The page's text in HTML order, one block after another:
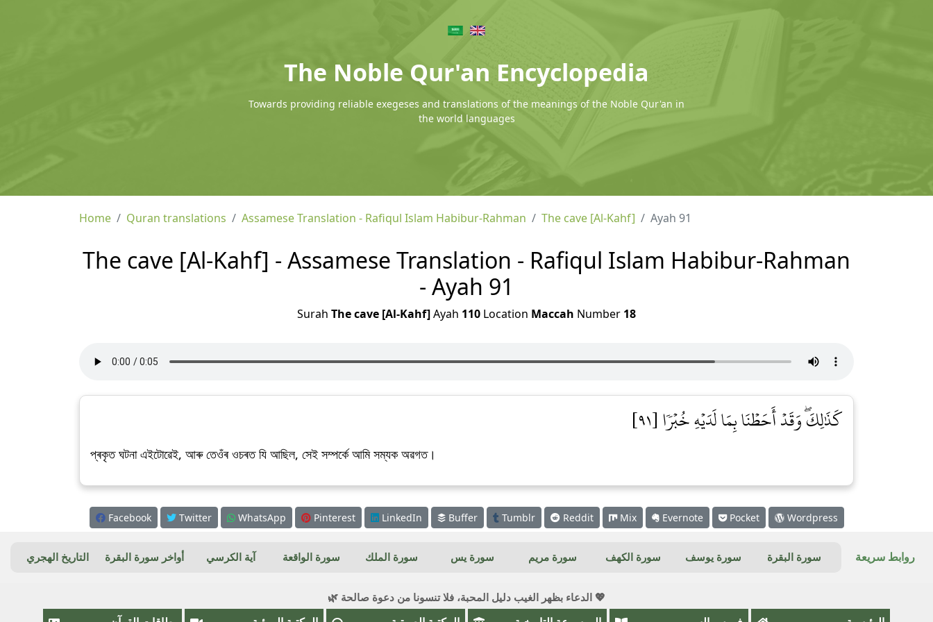
The Noble Qur'an Encyclopedia
Towards providing reliable exegeses and translations of the meanings of the Noble Qur'an in
the world languages
Home Quran translations Assamese Translation - Rafiqul Islam Habibur-Rahman The cave [Al-Kahf] Ayah 91
The cave [Al-Kahf] - Assamese Translation - Rafiqul Islam Habibur-Rahman
- Ayah 91
Surah The cave [Al-Kahf]Ayah 110 Location Maccah Number 18
كَذَٰلِكَۖ وَقَدۡ أَحَطۡنَا بِمَا لَدَيۡهِ خُبۡرٗا [٩١]
প্ৰকৃত ঘটনা এইটোৱেই, আৰু তেওঁৰ ওচৰত যি আছিল, সেই সম্পৰ্কে আমি সম্যক অৱগত।
Facebook Twitter WhatsApp Pinterest LinkedIn Buffer Tumblr Reddit Mix Evernote Pocket Wordpress
روابط سريعة سورة البقرة سورة يوسف سورة الكهف سورة مريم سورة يس سورة الملك سورة الواقعة آية الكرسي أواخر سورة البقرة التاريخ الهجري
💖 الدعاء بظهر الغيب دليل المحبة، فلا تنسونا من دعوة صالحة 🌿